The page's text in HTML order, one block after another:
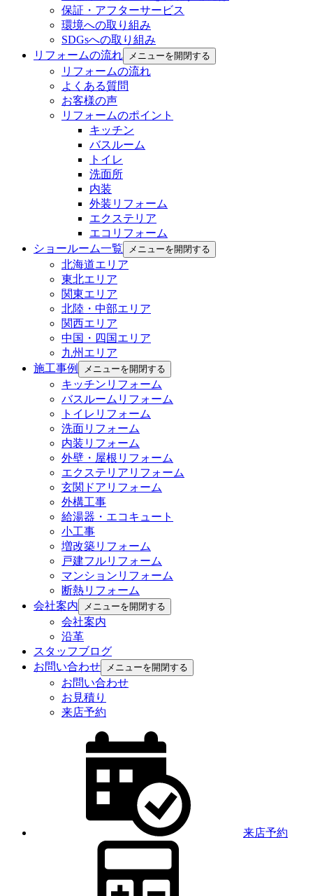
保証・アフターサービス
環境への取り組み
SDGsへの取り組み
リフォームの流れ
メニューを開閉する
リフォームの流れ
よくある質問
お客様の声
リフォームのポイント
キッチン
バスルーム
トイレ
洗面所
内装
外装リフォーム
エクステリア
エコリフォーム
ショールーム一覧
メニューを開閉する
北海道エリア
東北エリア
関東エリア
北陸・中部エリア
関西エリア
中国・四国エリア
九州エリア
施工事例
メニューを開閉する
キッチンリフォーム
バスルームリフォーム
トイレリフォーム
洗面リフォーム
内装リフォーム
外壁・屋根リフォーム
エクステリアリフォーム
玄関ドアリフォーム
外構工事
給湯器・エコキュート
小工事
増改築リフォーム
戸建フルリフォーム
マンションリフォーム
断熱リフォーム
会社案内
メニューを開閉する
会社案内
沿革
スタッフブログ
お問い合わせ
メニューを開閉する
お問い合わせ
お見積り
来店予約
来店予約